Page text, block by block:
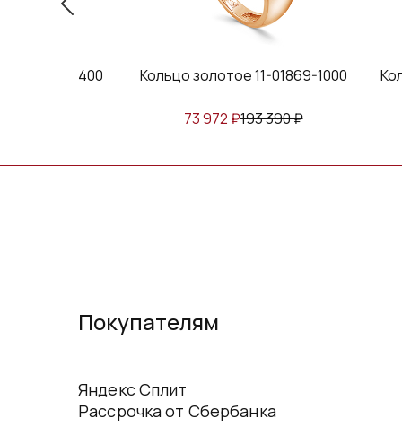
1-2697-3400 Кольцо золотое 11-01869-1000
73 972 ₽193 390₽
Покупателям
Яндекс Сплит
Рассрочка от Сбербанка